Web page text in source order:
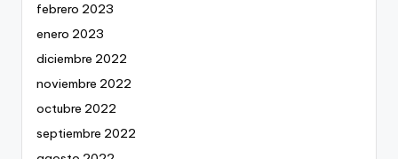
febrero 2023
enero 2023
diciembre 2022
noviembre 2022
octubre 2022
septiembre 2022